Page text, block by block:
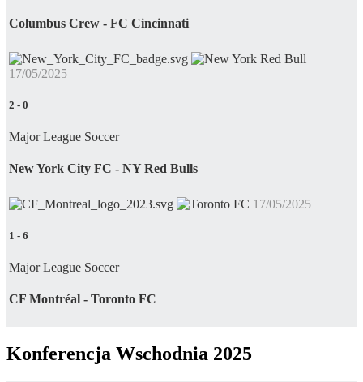
Columbus Crew - FC Cincinnati
17/05/2025
2 - 0
Major League Soccer
New York City FC - NY Red Bulls
17/05/2025
1 - 6
Major League Soccer
CF Montréal - Toronto FC
Konferencja Wschodnia 2025